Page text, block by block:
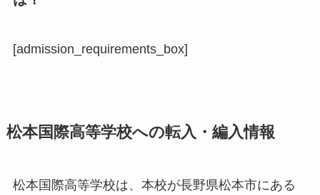
[admission_requirements_box]
松本国際高等学校への転入・編入情報
松本国際高等学校は、本校が長野県松本市にある